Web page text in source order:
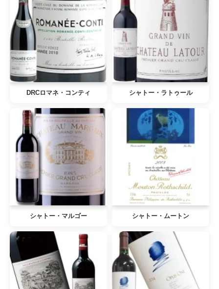
DRCロマネ・コンティ シャトー・ラトゥール
シャトー・マルゴー シャトー・ムートン